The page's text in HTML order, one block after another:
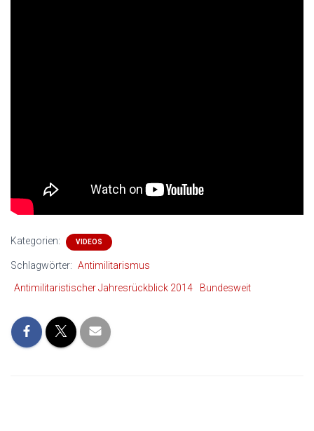
Kategorien: VIDEOS
Schlagwörter: Antimilitarismus
Antimilitaristischer Jahresrückblick 2014
Bundesweit